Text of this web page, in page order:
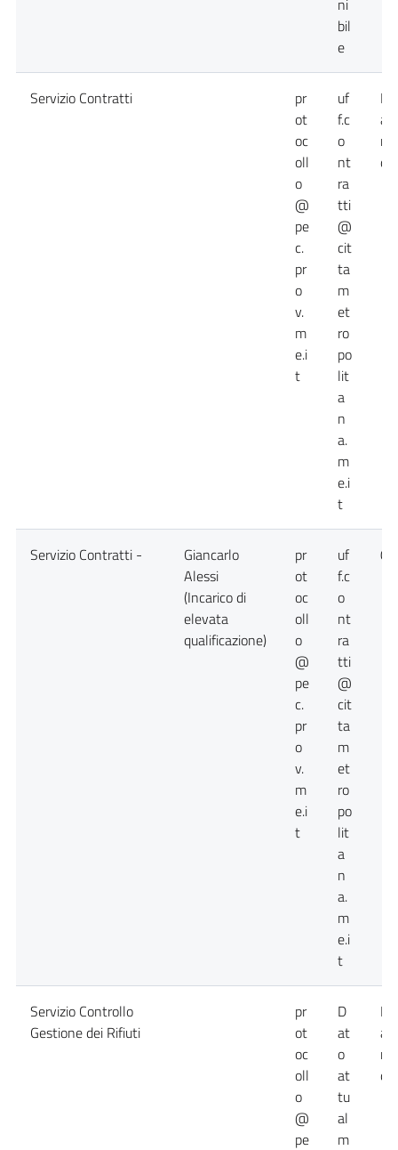
ni
bil
e
Servizio Contratti
pr
ot
oc
oll
o
@
pe
c.
pr
o
v.
m
e.i
t
uf
f.c
o
nt
ra
tti
@
cit
ta
m
et
ro
po
lit
a
n
a.
m
e.i
t
Servizio Contratti -
Giancarlo
Alessi
(Incarico di
elevata
qualificazione)
pr
ot
oc
oll
o
@
pe
c.
pr
o
v.
m
e.i
t
uf
f.c
o
nt
ra
tti
@
cit
ta
m
et
ro
po
lit
a
n
a.
m
e.i
t
Servizio Controllo
Gestione dei Rifiuti
pr
ot
oc
oll
o
@
pe
D
at
o
at
tu
al
m